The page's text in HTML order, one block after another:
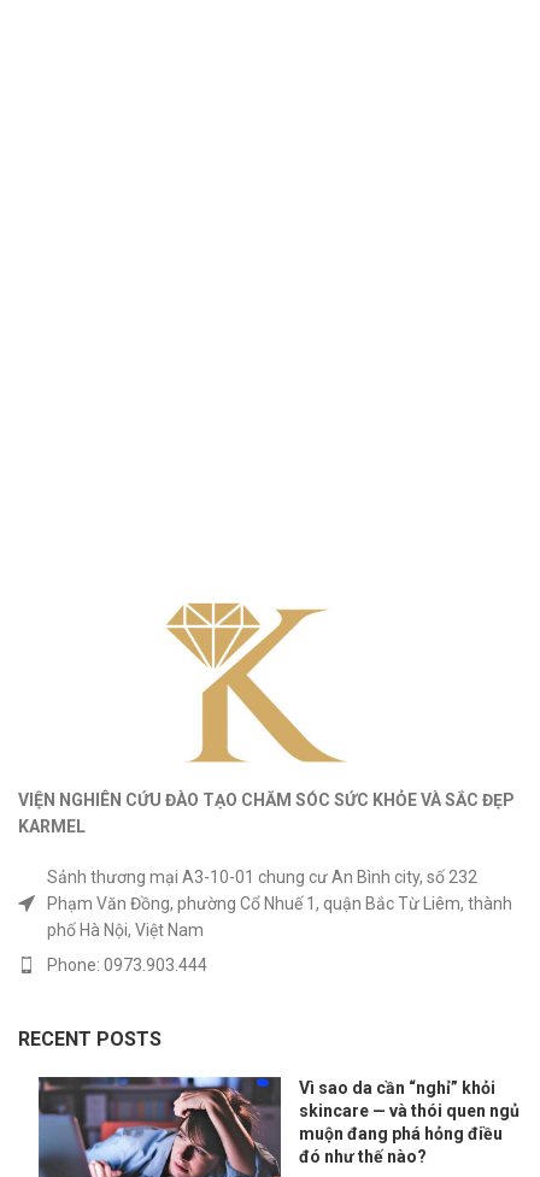
VIỆN NGHIÊN CỨU ĐÀO TẠO CHĂM SÓC SỨC KHỎEVÀSẮC ĐẸP
KARMEL
Sảnh thương mại A3-10-01 chung cư An Bình city, số 232
Phạm Văn Đồng, phường Cổ Nhuế 1, quận Bắc Từ Liêm, thành
phố Hà Nội, Việt Nam
Phone: 0973.903.444
RECENT POSTS
Vì sao da cần “nghỉ” khỏi
skincare — và thói quen ngủ
muộn đang phá hỏng điều
đó như thế nào?